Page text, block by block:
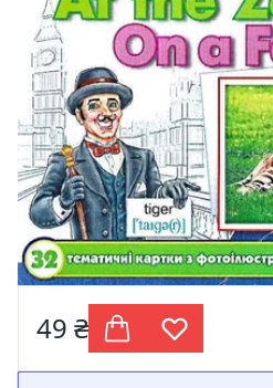
49 ₴